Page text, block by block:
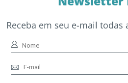
Receba em seu e-mail todas